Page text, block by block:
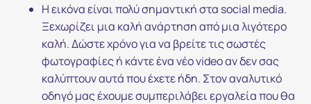
Η εικόνα είναι πολύ σημαντική στα social media.
Ξεχωρίζει μια καλή ανάρτηση από μια λιγότερο
καλή. Δώστε χρόνο για να βρείτε τις σωστές
φωτογραφίες ή κάντε ένα νέο video αν δεν σας
καλύπτουν αυτά που έχετε ήδη. Στον αναλυτικό
οδηγό μας έχουμε συμπεριλάβει εργαλεία που θα